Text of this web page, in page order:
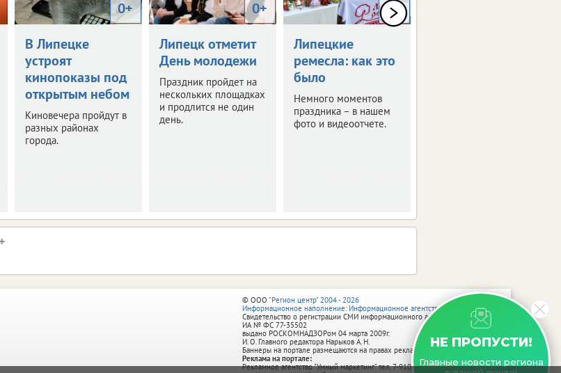
0+
В Липецке
устроят
кинопоказы под
открытым небом
Киновечера пройдут в
разных районах
города.
0+
Липецк отметит
День молодежи
Праздник пройдет на
нескольких площадках
и продлится не один
день.
0+
Липецкие
ремесла: как это
было
Немного моментов
праздника – в нашем
фото и видеоотчете.
НЕ ПРОПУСТИ!
Главные новости региона
© ООО "Регион центр" 2004 - 2026
Информационное наполнение: Информационное агентство vRossii.ru
Свидетельство о регистрации СМИ информационного агентства vRossii.ru
ИА № ФС 77‑35502
выдано РОСКОМНАДЗОРом 04 марта 2009г.
И. О. Главного редактора Нарыков А. Н.
Баннеры на портале размещаются на правах рекламы.
Реклама на портале:
Рекламное агентство "Умный маркетинг" тел. 7-910-267-70-40,